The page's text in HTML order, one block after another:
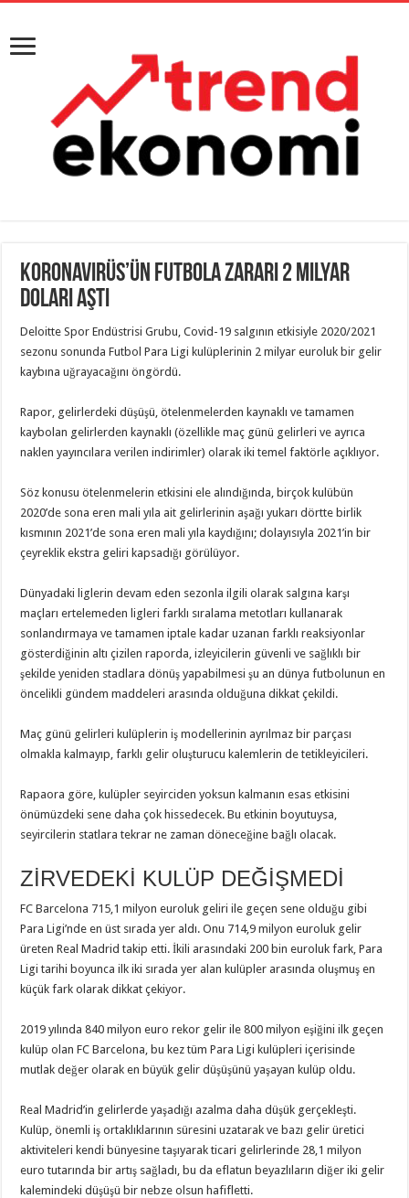
Koronavirüs’ün Futbola Zararı 2 Milyar
Doları Aştı
Deloitte Spor Endüstrisi Grubu, Covid-19 salgının etkisiyle 2020/2021
sezonu sonunda Futbol Para Ligi kulüplerinin 2 milyar euroluk bir gelir
kaybına uğrayacağını öngördü.
Rapor, gelirlerdeki düşüşü, ötelenmelerden kaynaklı ve tamamen
kaybolan gelirlerden kaynaklı (özellikle maç günü gelirleri ve ayrıca
naklen yayıncılara verilen indirimler) olarak iki temel faktörle açıklıyor.
Söz konusu ötelenmelerin etkisini ele alındığında, birçok kulübün
2020’de sona eren mali yıla ait gelirlerinin aşağı yukarı dörtte birlik
kısmının 2021’de sona eren mali yıla kaydığını; dolayısıyla 2021’in bir
çeyreklik ekstra geliri kapsadığı görülüyor.
Dünyadaki liglerin devam eden sezonla ilgili olarak salgına karşı
maçları ertelemeden ligleri farklı sıralama metotları kullanarak
sonlandırmaya ve tamamen iptale kadar uzanan farklı reaksiyonlar
gösterdiğinin altı çizilen raporda, izleyicilerin güvenli ve sağlıklı bir
şekilde yeniden stadlara dönüş yapabilmesi şu an dünya futbolunun en
öncelikli gündem maddeleri arasında olduğuna dikkat çekildi.
Maç günü gelirleri kulüplerin iş modellerinin ayrılmaz bir parçası
olmakla kalmayıp, farklı gelir oluşturucu kalemlerin de tetikleyicileri.
Rapaora göre, kulüpler seyirciden yoksun kalmanın esas etkisini
önümüzdeki sene daha çok hissedecek. Bu etkinin boyutuysa,
seyircilerin statlara tekrar ne zaman döneceğine bağlı olacak.
ZİRVEDEKİ KULÜP DEĞİŞMEDİ
FC Barcelona 715,1 milyon euroluk geliri ile geçen sene olduğu gibi
Para Ligi’nde en üst sırada yer aldı. Onu 714,9 milyon euroluk gelir
üreten Real Madrid takip etti. İkili arasındaki 200 bin euroluk fark, Para
Ligi tarihi boyunca ilk iki sırada yer alan kulüpler arasında oluşmuş en
küçük fark olarak dikkat çekiyor.
2019 yılında 840 milyon euro rekor gelir ile 800 milyon eşiğini ilk geçen
kulüp olan FC Barcelona, bu kez tüm Para Ligi kulüpleri içerisinde
mutlak değer olarak en büyük gelir düşüşünü yaşayan kulüp oldu.
Real Madrid’in gelirlerde yaşadığı azalma daha düşük gerçekleşti.
Kulüp, önemli iş ortaklıklarının süresini uzatarak ve bazı gelir üretici
aktiviteleri kendi bünyesine taşıyarak ticari gelirlerinde 28,1 milyon
euro tutarında bir artış sağladı, bu da eflatun beyazlıların diğer iki gelir
kalemindeki düşüşü bir nebze olsun hafifletti.